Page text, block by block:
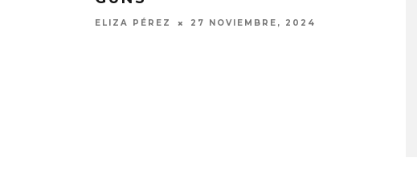
ELIZA PÉREZ 27 NOVIEMBRE, 2024